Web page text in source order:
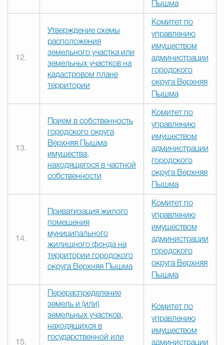
Пышма
12.
Утверждение схемы
расположения
земельного участка или
земельных участков на
кадастровом плане
территории
Комитет по
управлению
имуществом
администрации
городского
округа Верхняя
Пышма
13.
Прием в собственность
городского округа
Верхняя Пышма
имущества,
находящегося в частной
собственности
Комитет по
управлению
имуществом
администрации
городского
округа Верхняя
Пышма
14.
Приватизация жилого
помещения
муниципального
жилищного фонда на
территории городского
округа Верхняя Пышма
Комитет по
управлению
имуществом
администрации
городского
округа Верхняя
Пышма
15.
Перераспределение
земель и (или)
земельных участков,
находящихся в
государственной или
Комитет по
управлению
имуществом
администрации